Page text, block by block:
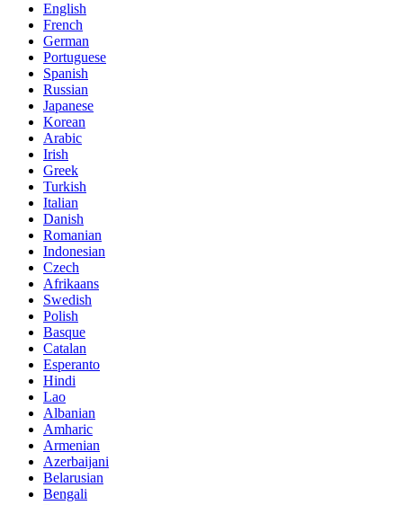
English
French
German
Portuguese
Spanish
Russian
Japanese
Korean
Arabic
Irish
Greek
Turkish
Italian
Danish
Romanian
Indonesian
Czech
Afrikaans
Swedish
Polish
Basque
Catalan
Esperanto
Hindi
Lao
Albanian
Amharic
Armenian
Azerbaijani
Belarusian
Bengali